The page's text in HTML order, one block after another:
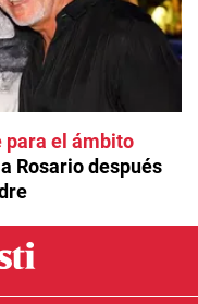
para el ámbito
Rosario después